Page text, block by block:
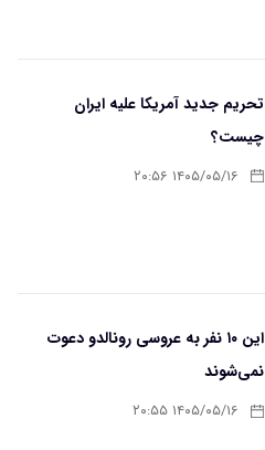
تحریم‌ جدید آمریکا علیه ایران
چیست؟
۱۴۰۵/۰۵/۱۶ ۲۰:۵۶
این ۱۰ نفر به عروسی رونالدو دعوت
نمی‌شوند
۱۴۰۵/۰۵/۱۶ ۲۰:۵۵